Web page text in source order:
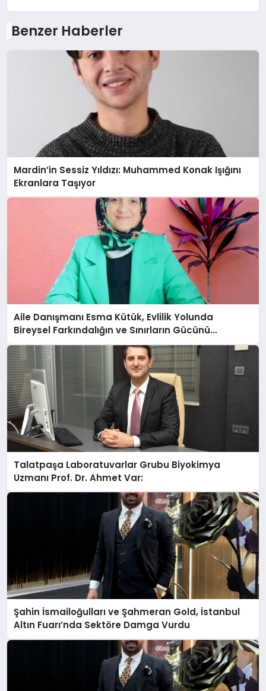
Benzer Haberler
Mardin’in Sessiz Yıldızı: Muhammed Konak Işığını
Ekranlara Taşıyor
Aile Danışmanı Esma Kütük, Evlilik Yolunda
Bireysel Farkındalığın ve Sınırların Gücünü
Anlatıyor
Talatpaşa Laboratuvarlar Grubu Biyokimya
Uzmanı Prof. Dr. Ahmet Var:
Şahin İsmailoğulları ve Şahmeran Gold, İstanbul
Altın Fuarı’nda Sektöre Damga Vurdu